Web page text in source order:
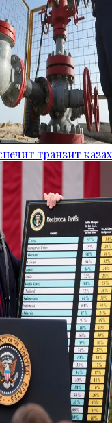
транзит